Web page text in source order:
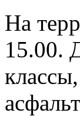
На
15.00.